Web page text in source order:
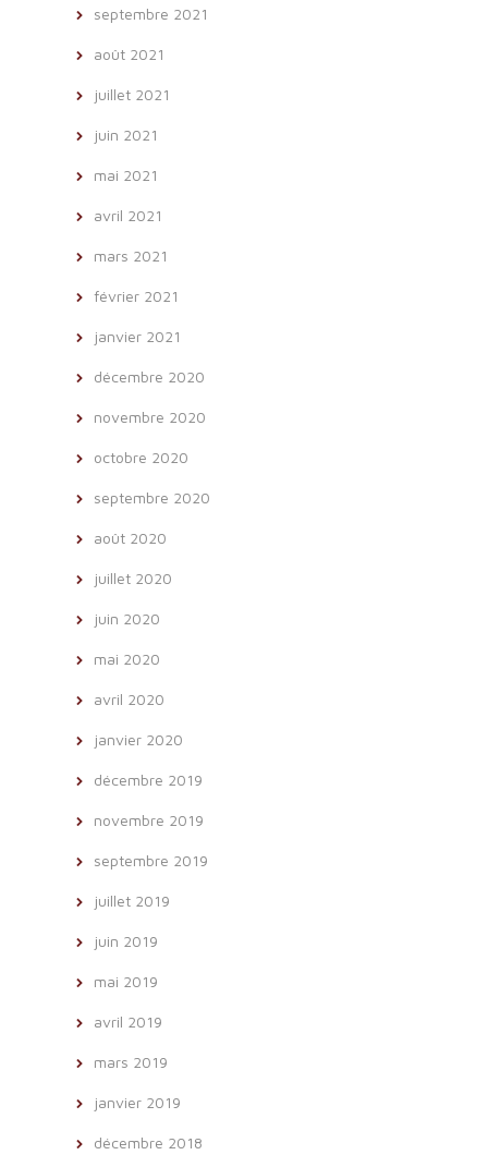
septembre 2021
août 2021
juillet 2021
juin 2021
mai 2021
avril 2021
mars 2021
février 2021
janvier 2021
décembre 2020
novembre 2020
octobre 2020
septembre 2020
août 2020
juillet 2020
juin 2020
mai 2020
avril 2020
janvier 2020
décembre 2019
novembre 2019
septembre 2019
juillet 2019
juin 2019
mai 2019
avril 2019
mars 2019
janvier 2019
décembre 2018